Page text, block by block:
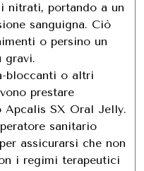
nitrati, portando a un
sanguigna. Ciò
o persino un
gravi.
bloccanti o altri
prestare
Apcalis SX Oral Jelly.
sanitario
assicurarsi che non
i regimi terapeutici